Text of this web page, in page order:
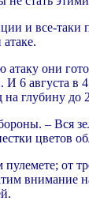
и все-таки
они
6 августа
глубину
– Вся
цветов
от